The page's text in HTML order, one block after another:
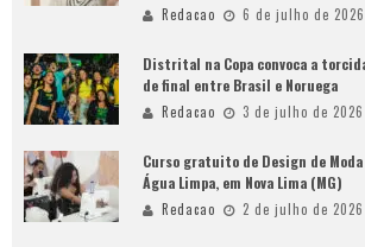
Redacao 6 de julho de 2026
Distrital na Copa convoca a
de final entre Brasil e Noruega
Redacao 3 de julho de 2026
Curso gratuito de Design de
Água Limpa, em Nova Lima (MG)
Redacao 2 de julho de 2026